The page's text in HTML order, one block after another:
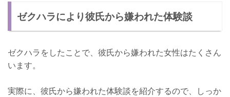
ゼクハラにより彼氏から嫌われた体験談
ゼクハラをしたことで、彼氏から嫌われた女性はたくさん
います。
実際に、彼氏から嫌われた体験談を紹介するので、しっか